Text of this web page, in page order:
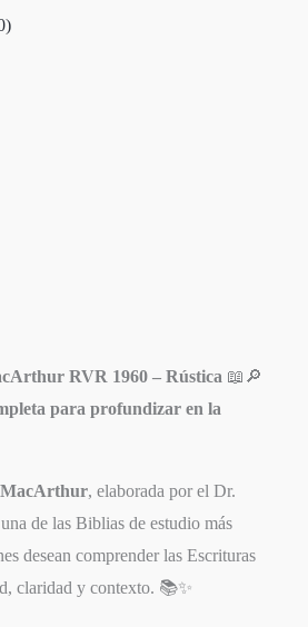
RVR 1960 – Rústica 📖🔎
para profundizar en la
MacArthur, elaborada por el Dr.
una de las Biblias de estudio más
desean comprender las Escrituras
claridad y contexto. 📚✨